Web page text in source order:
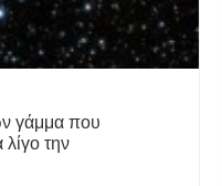
γάμμα που
λίγο την